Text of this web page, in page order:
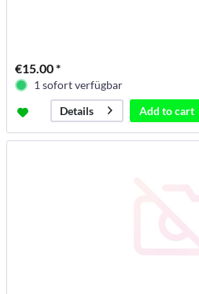
€15.00 *
1 sofort verfügbar
Details
Add tocart